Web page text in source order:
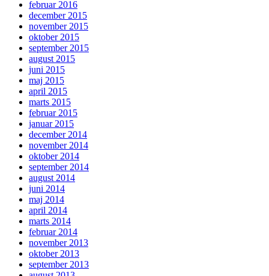
februar 2016
december 2015
november 2015
oktober 2015
september 2015
august 2015
juni 2015
maj 2015
april 2015
marts 2015
februar 2015
januar 2015
december 2014
november 2014
oktober 2014
september 2014
august 2014
juni 2014
maj 2014
april 2014
marts 2014
februar 2014
november 2013
oktober 2013
september 2013